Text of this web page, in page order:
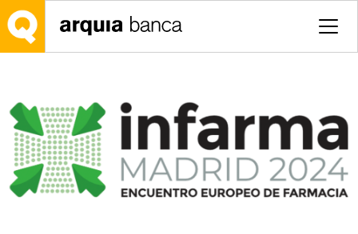
Saltar al contenido principal